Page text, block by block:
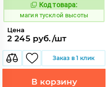
919507
Код товара:
магия тусклой высоты
Цена
2 245 руб./шт
Заказ в 1 клик
В корзину